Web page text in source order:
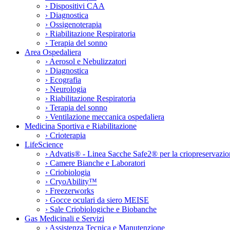
› Dispositivi CAA
› Diagnostica
› Ossigenoterapia
› Riabilitazione Respiratoria
› Terapia del sonno
Area Ospedaliera
›Aerosol e Nebulizzatori
› Diagnostica
› Ecografia
› Neurologia
› Riabilitazione Respiratoria
› Terapia del sonno
› Ventilazione meccanica ospedaliera
Medicina Sportiva e Riabilitazione
› Crioterapia
LifeScience
›Advatis® - Linea Sacche Safe2® per la
› Camere Bianche e Laboratori
› Criobiologia
› CryoAbility™
› Freezerworks
› Gocce oculari da siero MEISE
› Sale Criobiologiche e Biobanche
Gas Medicinali e Servizi
› Assistenza Tecnica e Manutenzione